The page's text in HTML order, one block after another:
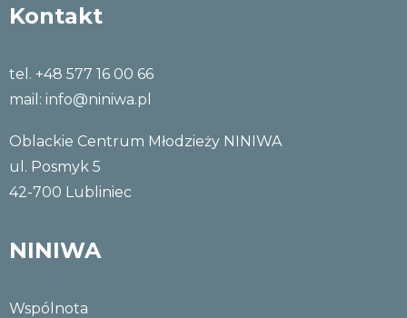
Kontakt
tel. +48 577 16 00 66
mail: info@niniwa.pl
Oblackie Centrum Młodzieży NINIWA
ul. Posmyk 5
42-700 Lubliniec
NINIWA
Wspólnota